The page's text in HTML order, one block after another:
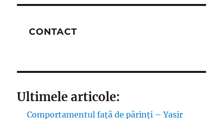
CONTACT
Ultimele articole:
Comportamentul față de părinți – Yasir